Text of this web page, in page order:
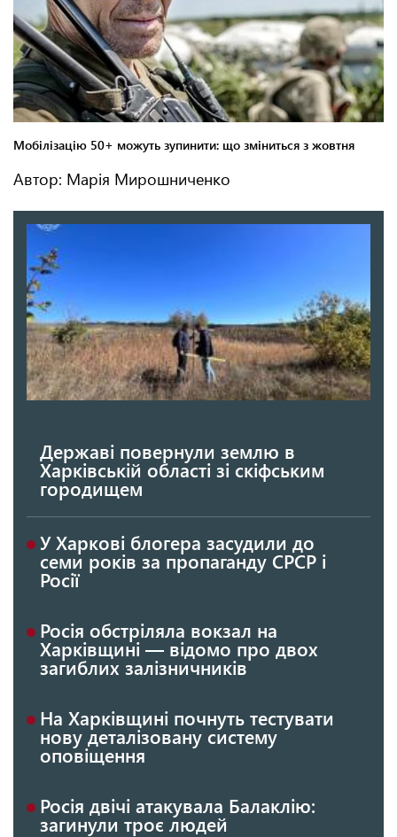
Автор: Марія Мирошниченко
Державі повернули землю в
Харківській області зі скіфським
городищем
У Харкові блогера засудили до
семи років за пропаганду СРСР і
Росії
Росія обстріляла вокзал на
Харківщині — відомо про двох
загиблих залізничників
На Харківщині почнуть тестувати
нову деталізовану систему
оповіщення
Росія двічі атакувала Балаклію:
загинули троє людей